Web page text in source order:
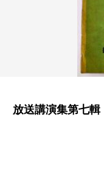
放送講演集第七